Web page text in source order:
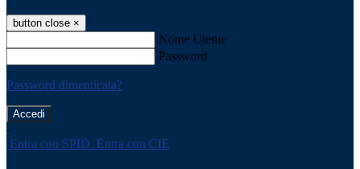
button close ×
Nome Utente
Password
Password dimenticata?
-
Entra con SPID Entra con CIE